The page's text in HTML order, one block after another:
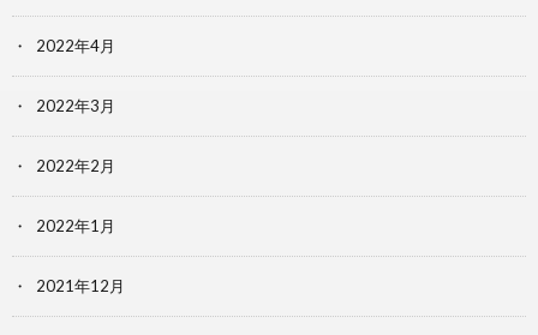
2022年4月
2022年3月
2022年2月
2022年1月
2021年12月